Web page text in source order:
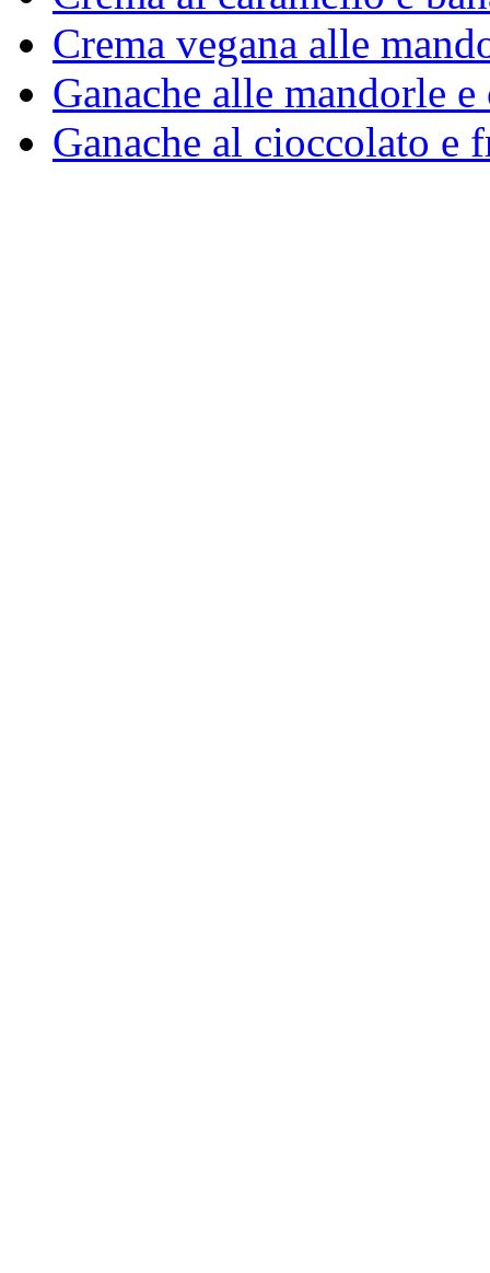
Crema vegana alle
Ganache alle mandorle e
Ganache al cioccolato e